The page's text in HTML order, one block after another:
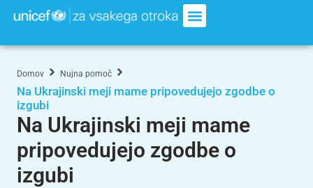
Domov Nujna pomoč
Na Ukrajinski meji mame pripovedujejo zgodbe o
izgubi
Na Ukrajinski meji mame
pripovedujejo zgodbe o
izgubi